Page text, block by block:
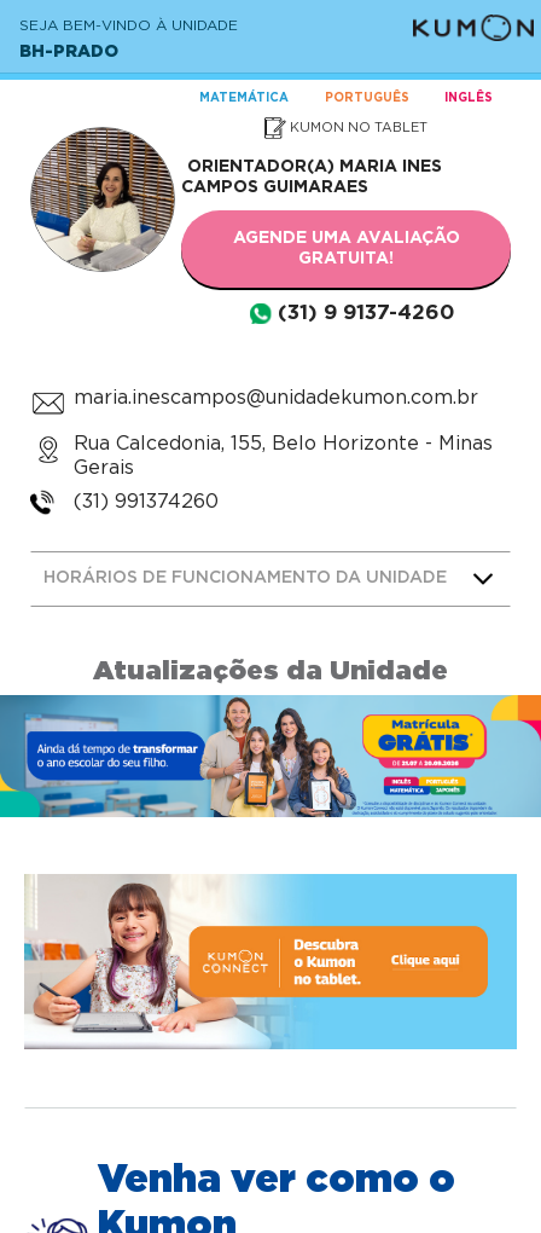
SEJA BEM-VINDO À UNIDADE
BH-PRADO
MATEMÁTICA PORTUGUÊS INGLÊS
KUMON NO TABLET
ORIENTADOR(A) MARIA INES
CAMPOS GUIMARAES
AGENDE UMA AVALIAÇÃO
GRATUITA!
(31) 9 9137-4260
maria.inescampos@unidadekumon.com.br
Rua Calcedonia, 155, Belo Horizonte - Minas
Gerais
(31) 991374260
HORÁRIOS DE FUNCIONAMENTO DA UNIDADE
Atualizações da Unidade
Venha ver como o